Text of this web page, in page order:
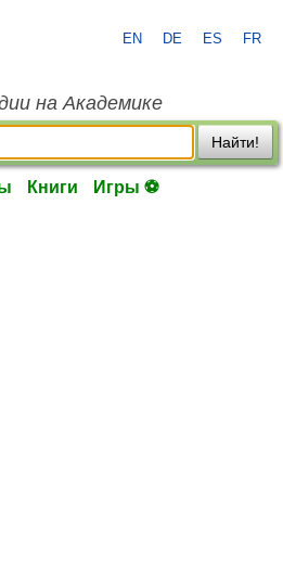
EN DE ES FR
на Академике
Найти!
Книги Игры ⚽